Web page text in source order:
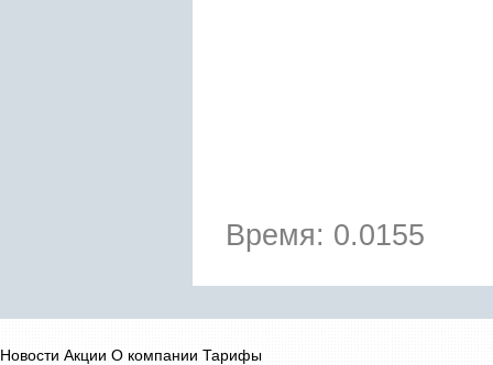
Время: 0.0155
Новости Акции О компании Тарифы